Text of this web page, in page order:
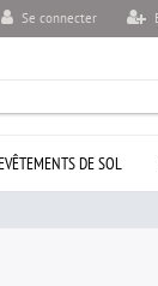
Se connecter
DE SOL